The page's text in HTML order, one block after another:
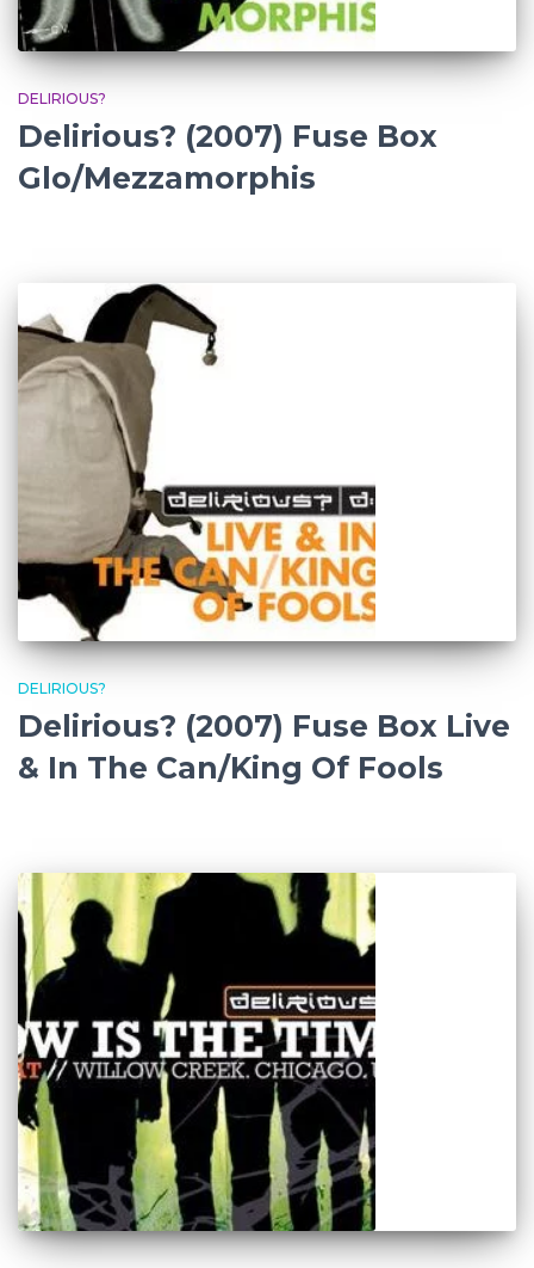
DELIRIOUS?
Delirious? (2007) Fuse Box
Glo/Mezzamorphis
DELIRIOUS?
Delirious? (2007) Fuse Box Live
& In The Can/King Of Fools